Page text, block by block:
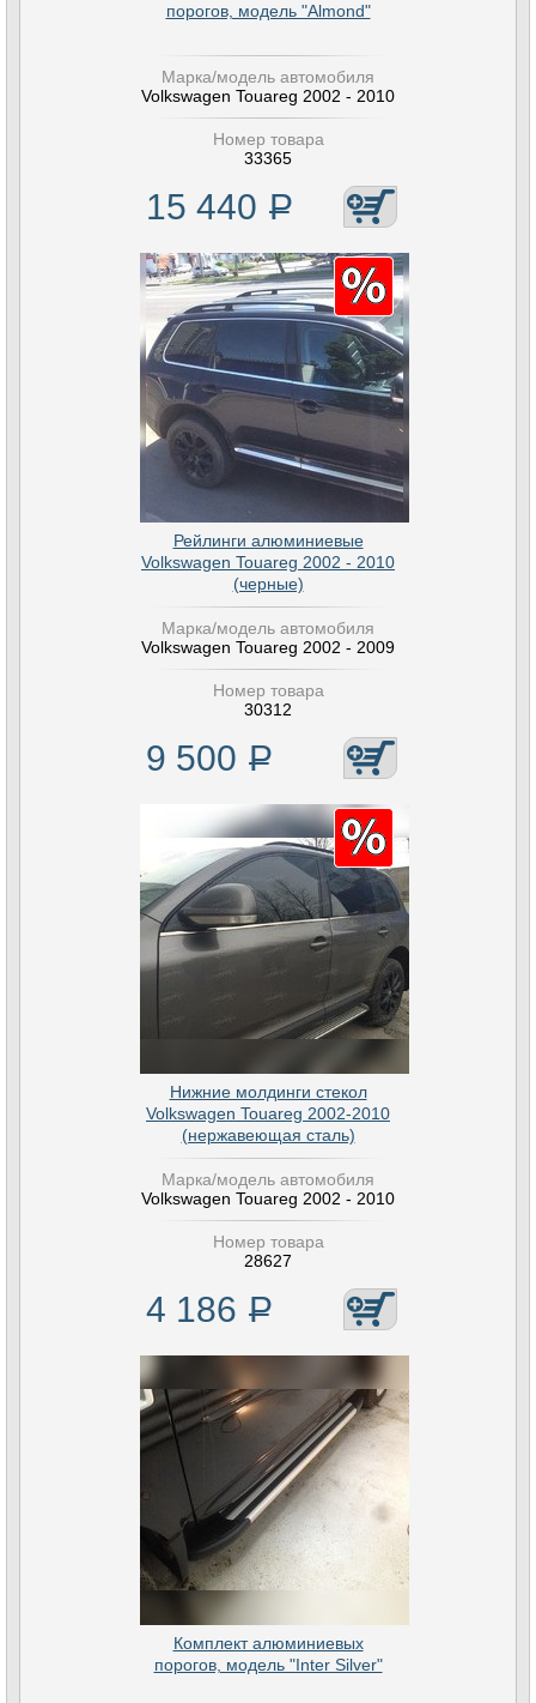
порогов, модель "Almond"
Марка/модель автомобиля
Volkswagen Touareg 2002 - 2010
Номер товара
33365
15 440 Р
Рейлинги алюминиевые
Volkswagen Touareg 2002 - 2010
(черные)
Марка/модель автомобиля
Volkswagen Touareg 2002 - 2009
Номер товара
30312
9 500 Р
Нижние молдинги стекол
Volkswagen Touareg 2002-2010
(нержавеющая сталь)
Марка/модель автомобиля
Volkswagen Touareg 2002 - 2010
Номер товара
28627
4 186 Р
Комплект алюминиевых
порогов, модель "Inter Silver"